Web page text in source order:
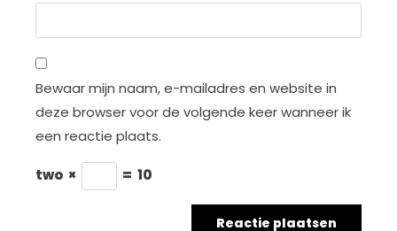
Bewaar mijn naam, e-mailadres en website in
deze browser voor de volgende keer wanneer ik
een reactie plaats.
two × = 10